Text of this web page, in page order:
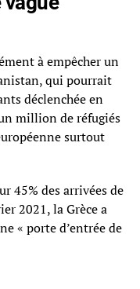
à empêcher un
qui pourrait
déclenchée en
million de réfugiés
surtout
45% des arrivées de
2021, la Grèce a
« porte d’entrée de